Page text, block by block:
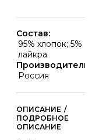
Состав:
95% хлопок; 5%
лайкра
Производитель:
Россия
/